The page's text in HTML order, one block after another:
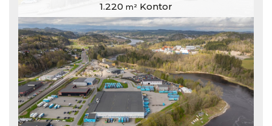
1.220 m² Kontor